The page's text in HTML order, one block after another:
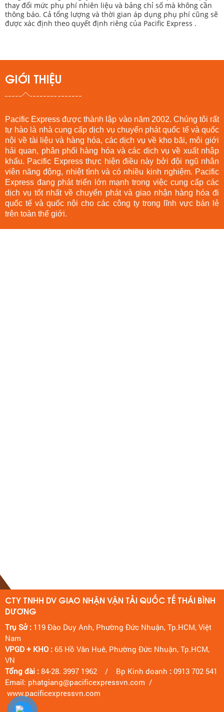
thay đổi mức phụ phí nhiên liệu và bảng chỉ số mà không cần
thông báo. Cả tổng lượng và thời gian áp dụng phụ phí cũng sẽ
được xác định theo quyết định riêng của Pacific Express .
GIỚI THIỆU
Pacific Express được thành lập vào năm 2002. Chúng tôi rất
tự hào là nhà cung cấp dịch vụ chuyển phát quốc tế và quốc
nội về tài liệu và hàng hóa, các dịch vụ về kho bãi, môi giới
hải quan, phân phối hàng hóa và các dịch vụ về xuất nhập
khẩu. Pacific Express thực hiện điều này bởi đội ngũ nhân
viên năng động, nhiệt tình và có nhiều kinh nghiệm. Pacific
Express đang phát triển lớn mạnh trong việc cung cấp các
dịch vụ tốt nhất về chuyển phát và giao nhận hàng hóa đi
quốc tế và quốc nội cho các công ty trong lĩnh vực bán lẻ
trên toàn thế giới.
CTY TNHH DV GIAO NHẬN VẬN TẢI QUỐC TẾ THÁI BÌNH
DƯƠNG
Trụ Sở : 119 Đào Duy Anh, Phường Đức Nhuận, Tp.HCM, Việt
Nam
VPGD + KHO : 65 Hồ Văn Huê, Phường Đức Nhuận, Tp.HCM,
VN
Tổng đài : 84-28. 3997 1962 / Bp Kinh doanh : 0913 702 541
Email: phatgiang@pacificexpressvn.com /
www.pacificexpressvn.com